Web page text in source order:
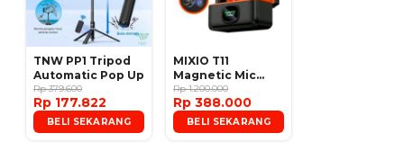
TNW PP1 Tripod
Automatic Pop Up
Rp 379.600
Rp 177.822
BELI SEKARANG
MIXIO T11
Magnetic Mic
Wireless Clip on
Microphone
Rp 1.200.000
Rp 388.000
BELI SEKARANG